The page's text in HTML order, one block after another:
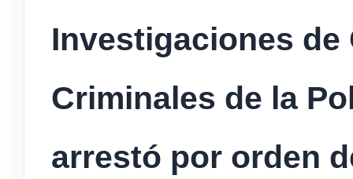
Investigaciones de
Criminales de la
arrestó por orden